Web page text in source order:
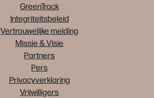
GreenTrack
Integriteitsbeleid
Vertrouwelijke melding
Missie & Visie
Partners
Pers
Privacyverklaring
Vrijwilligers